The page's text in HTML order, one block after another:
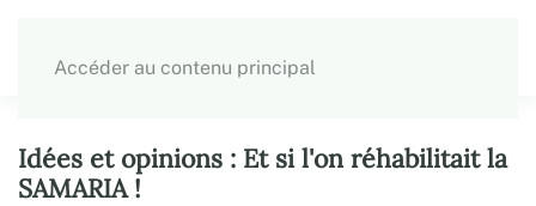
Accéder au contenu principal
Idées et opinions : Et si l'on réhabilitait la
SAMARIA !